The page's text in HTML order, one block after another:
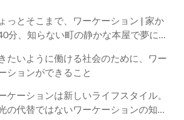
っとそこまで、ワーケーション | 家か
分、知らない町の静かな本屋で夢に近
たいように働ける社会のために、ワー
ションができること
ケーションは新しいライフスタイル。
の代替ではないワーケーションの知ら